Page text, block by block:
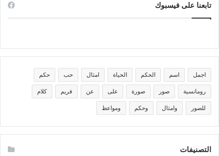
تابعنا على فيسبوك
اجمل اسم الحكم الحياة امثال حب حكم
رومانسية صور صورة على عن فريم كلام
للصور وامثال وحكم ومواعظ
التصنيفات